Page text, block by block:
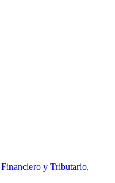
y Tributario,